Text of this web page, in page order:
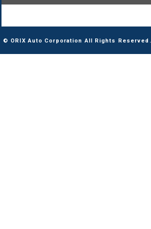
© ORIX Auto Corporation All Rights Reserved.